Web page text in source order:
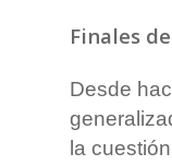
Finales
Desde
la